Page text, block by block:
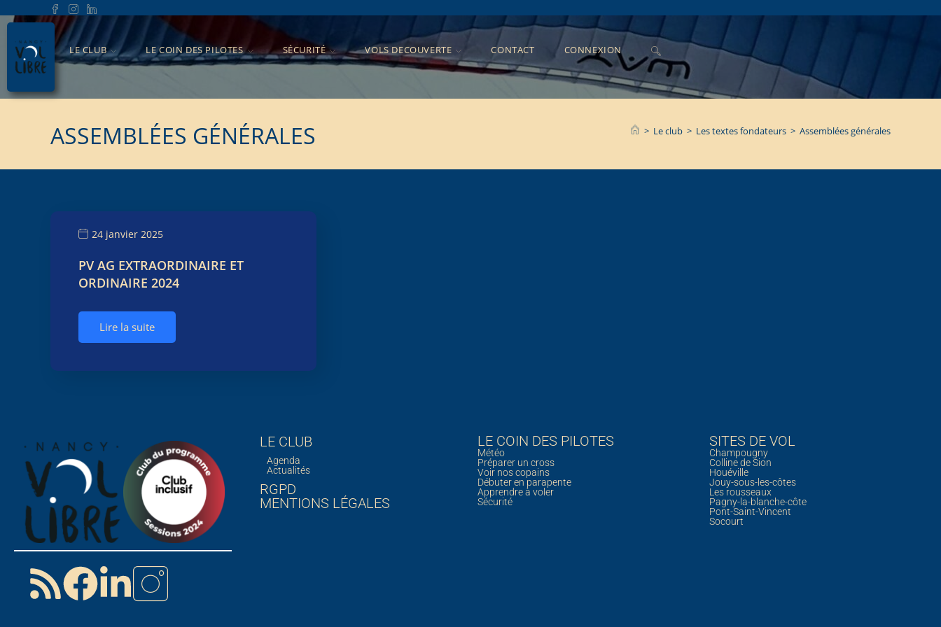
LE CLUB LE COIN DES PILOTES SÉCURITÉ VOLS DECOUVERTE CONTACT CONNEXION
ASSEMBLÉES GÉNÉRALES > Le club > Les textes fondateurs > Assemblées générales
24 janvier 2025
PV AG EXTRAORDINAIRE ET
ORDINAIRE 2024
Lire la suite
LE CLUB
Agenda
Actualités
RGPD
MENTIONS LÉGALES
LE COIN DES PILOTES
Météo
Préparer un cross
Voir nos copains
Débuter en parapente
Apprendre à voler
Sécurité
SITES DE VOL
Champougny
Colline de Sion
Houéville
Jouy-sous-les-côtes
Les rousseaux
Pagny-la-blanche-côte
Pont-Saint-Vincent
Socourt